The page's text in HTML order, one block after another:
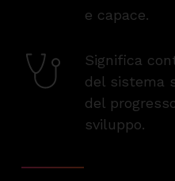
e capace.
Significa
del sistema
del
sviluppo.